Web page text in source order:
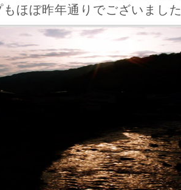
もほぼ昨年通りでございまし